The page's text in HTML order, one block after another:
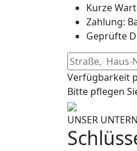
Kurze
Zahlung:
Geprüfte
Verfügbarkeit
Bitte pflegen
UNSER